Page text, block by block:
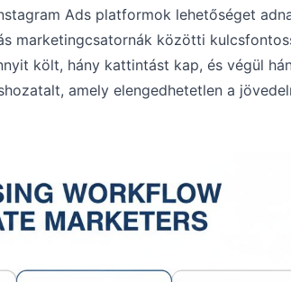
Ads platformok lehetőséget
marketingcsatornák közötti
költ, hány kattintást kap, és végül
amely elengedhetetlen a